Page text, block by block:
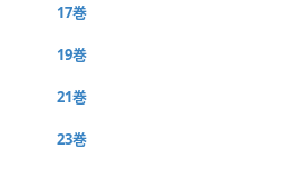
17巻
19巻
21巻
23巻